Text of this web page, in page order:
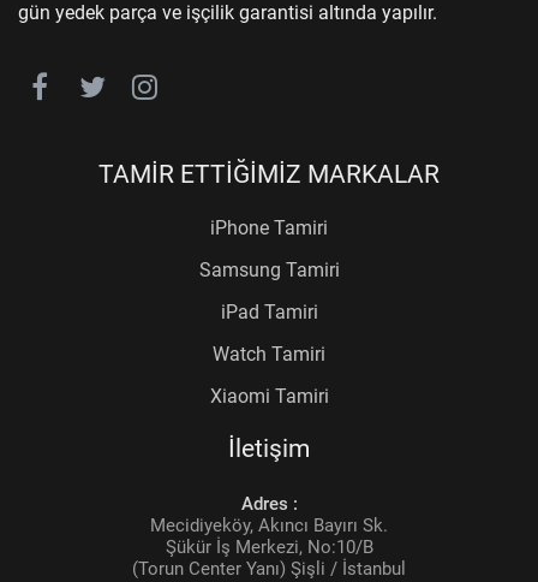
gün yedek parça ve işçilik garantisi altında yapılır.
TAMİR ETTİĞİMİZ MARKALAR
iPhone Tamiri
Samsung Tamiri
iPad Tamiri
Watch Tamiri
Xiaomi Tamiri
İletişim
Adres :
Mecidiyeköy, Akıncı Bayırı Sk.
Şükür İş Merkezi, No:10/B
(Torun Center Yanı) Şişli / İstanbul